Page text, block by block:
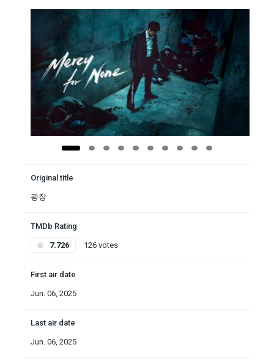
Original title
광장
TMDb Rating
7.726 126 votes
First air date
Jun. 06, 2025
Last air date
Jun. 06, 2025